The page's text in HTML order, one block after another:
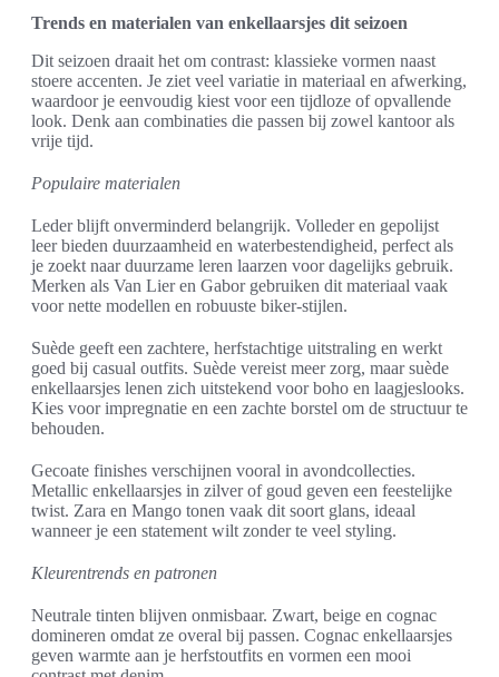
Trends en materialen van enkellaarsjes dit seizoen
Dit seizoen draait het om contrast: klassieke vormen naast
stoere accenten. Je ziet veel variatie in materiaal en afwerking,
waardoor je eenvoudig kiest voor een tijdloze of opvallende
look. Denk aan combinaties die passen bij zowel kantoor als
vrije tijd.
Populaire materialen
Leder blijft onverminderd belangrijk. Volleder en gepolijst
leer bieden duurzaamheid en waterbestendigheid, perfect als
je zoekt naar duurzame leren laarzen voor dagelijks gebruik.
Merken als Van Lier en Gabor gebruiken dit materiaal vaak
voor nette modellen en robuuste biker-stijlen.
Suède geeft een zachtere, herfstachtige uitstraling en werkt
goed bij casual outfits. Suède vereist meer zorg, maar suède
enkellaarsjes lenen zich uitstekend voor boho en laagjeslooks.
Kies voor impregnatie en een zachte borstel om de structuur te
behouden.
Gecoate finishes verschijnen vooral in avondcollecties.
Metallic enkellaarsjes in zilver of goud geven een feestelijke
twist. Zara en Mango tonen vaak dit soort glans, ideaal
wanneer je een statement wilt zonder te veel styling.
Kleurentrends en patronen
Neutrale tinten blijven onmisbaar. Zwart, beige en cognac
domineren omdat ze overal bij passen. Cognac enkellaarsjes
geven warmte aan je herfstoutfits en vormen een mooi